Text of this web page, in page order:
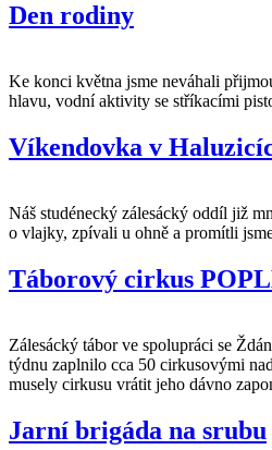
Den rodiny
Ke konci května jsme neváhali
hlavu, vodní aktivity se stříkacími
Víkendovka v
Náš studénecký zálesácký oddíl již
o vlajky, zpívali u ohně a promítli
Táborový cirkus
Zálesácký tábor ve spolupráci se
týdnu zaplnilo cca 50 cirkusovými
musely cirkusu vrátit jeho dávno
Jarní brigáda na srubu